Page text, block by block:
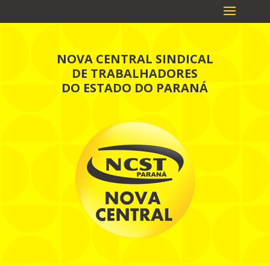
NOVA CENTRAL SINDICAL
DE TRABALHADORES
DO ESTADO DO PARANÁ